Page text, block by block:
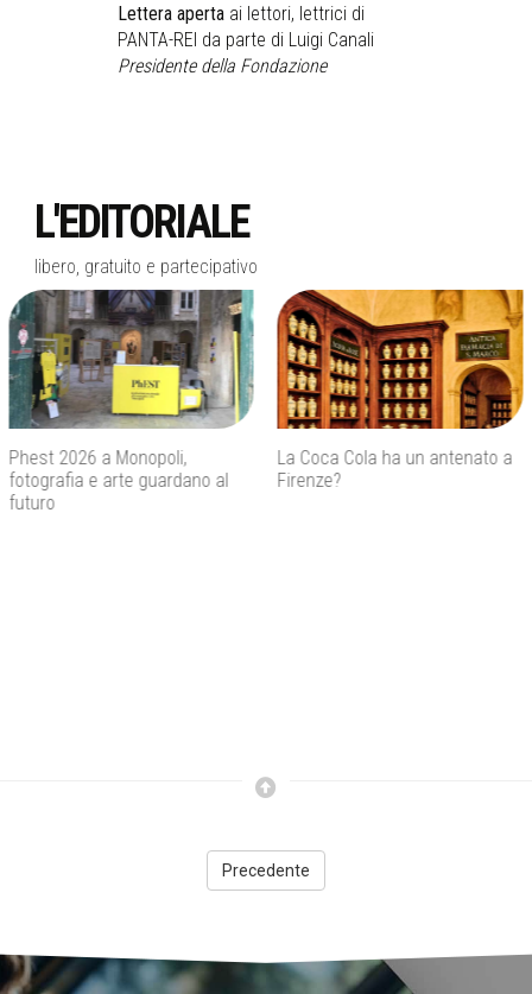
Lettera aperta ai lettori, lettrici di
PANTA-REI da parte di Luigi Canali
Presidente della Fondazione
L'EDITORIALE
libero, gratuito e partecipativo
La Coca Cola ha un antenato a
Firenze?
Agenti IA e sicurezza, quando
l’autonomia diventa un rischio
Precedente